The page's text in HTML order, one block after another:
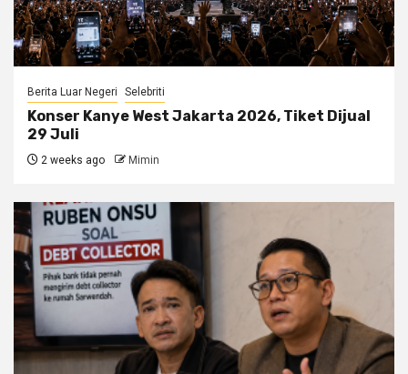
Berita Luar Negeri Selebriti
Konser Kanye West Jakarta 2026, Tiket Dijual
29 Juli
2 weeks ago Mimin